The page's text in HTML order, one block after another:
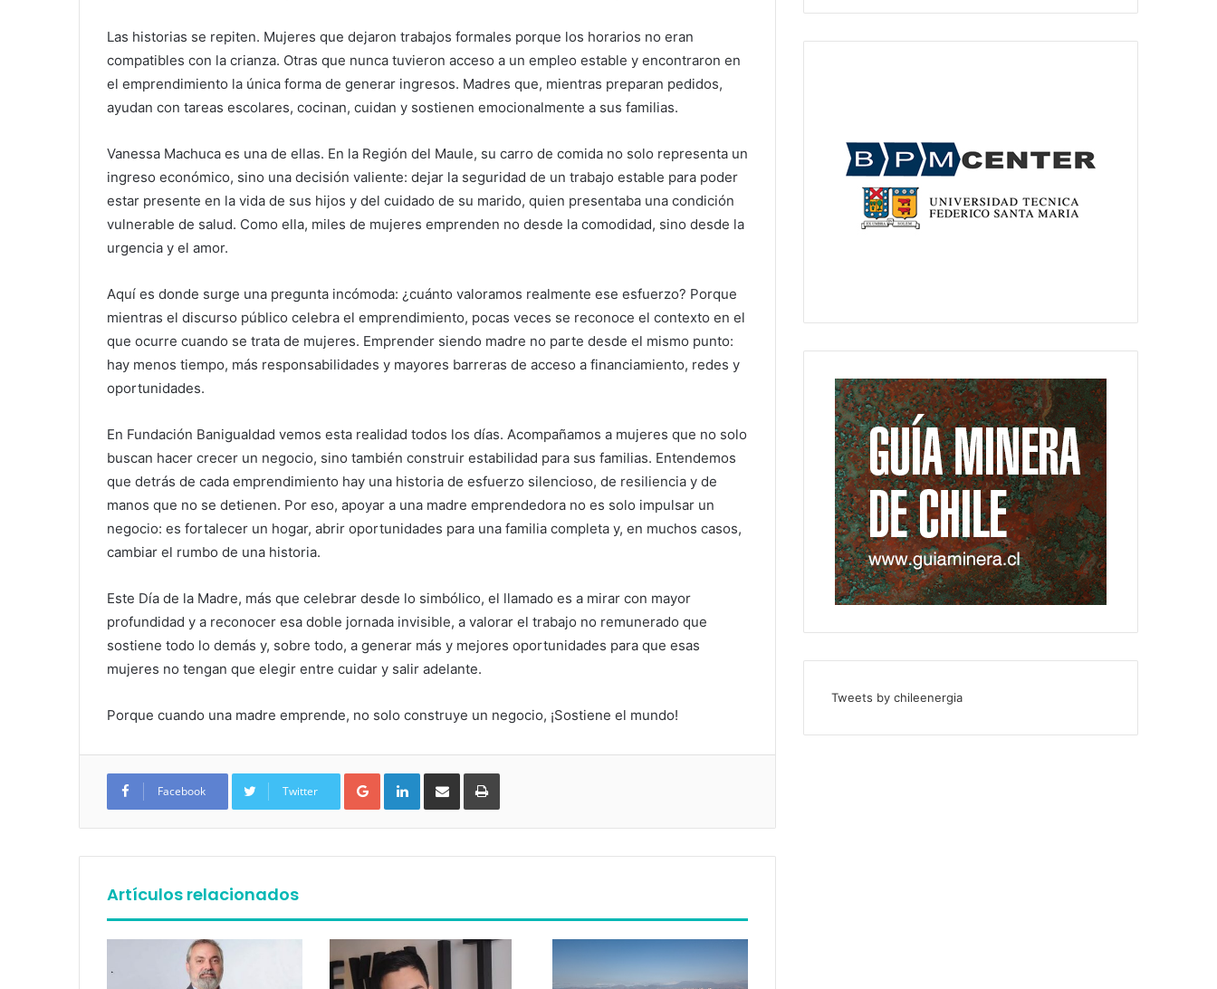
Las historias se repiten. Mujeres que dejaron trabajos formales porque los horarios no eran
compatibles con la crianza. Otras que nunca tuvieron acceso a un empleo estable y encontraron en
el emprendimiento la única forma de generar ingresos. Madres que, mientras preparan pedidos,
ayudan con tareas escolares, cocinan, cuidan y sostienen emocionalmente a sus familias.
Vanessa Machuca es una de ellas. En la Región del Maule, su carro de comida no solo representa un
ingreso económico, sino una decisión valiente: dejar la seguridad de un trabajo estable para poder
estar presente en la vida de sus hijos y del cuidado de su marido, quien presentaba una condición
vulnerable de salud. Como ella, miles de mujeres emprenden no desde la comodidad, sino desde la
urgencia y el amor.
Aquí es donde surge una pregunta incómoda: ¿cuánto valoramos realmente ese esfuerzo? Porque
mientras el discurso público celebra el emprendimiento, pocas veces se reconoce el contexto en el
que ocurre cuando se trata de mujeres. Emprender siendo madre no parte desde el mismo punto:
hay menos tiempo, más responsabilidades y mayores barreras de acceso a financiamiento, redes y
oportunidades.
En Fundación Banigualdad vemos esta realidad todos los días. Acompañamos a mujeres que no solo
buscan hacer crecer un negocio, sino también construir estabilidad para sus familias. Entendemos
que detrás de cada emprendimiento hay una historia de esfuerzo silencioso, de resiliencia y de
manos que no se detienen. Por eso, apoyar a una madre emprendedora no es solo impulsar un
negocio: es fortalecer un hogar, abrir oportunidades para una familia completa y, en muchos casos,
cambiar el rumbo de una historia.
Este Día de la Madre, más que celebrar desde lo simbólico, el llamado es a mirar con mayor
profundidad y a reconocer esa doble jornada invisible, a valorar el trabajo no remunerado que
sostiene todo lo demás y, sobre todo, a generar más y mejores oportunidades para que esas
mujeres no tengan que elegir entre cuidar y salir adelante.
Porque cuando una madre emprende, no solo construye un negocio, ¡Sostiene el mundo!
Facebook Twitter
Google+ LinkedIn
Artículos relacionados
Tweets by chileenergia